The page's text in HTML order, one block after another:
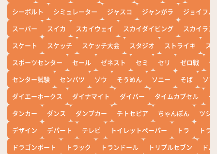
シーボルト
シミュレーター ジャスコ ジャンがラ
ジョイフル
スーパー
スイカ スカイウェイ スカイダイビング
スカイラン
スケート
スケッチ スケッチ大会 スタジオ ストライキ
ス
スポーツセンター
セール ゼネスト セミ セリ ゼロ戦
ぜ
センター試験
センバツ ゾウ そうめん ソニー そば
ソ
ダイエーホークス
ダイナマイト ダイバー タイムカプセル
タ
タンカー
ダンス ダンプカー チトセピア ちゃんぽん
ツシ
デザイン
デパート テレビ トイレットペーパー トラ
トラ
ドラゴンボート
トラック トランドール トリプルセブン
ド